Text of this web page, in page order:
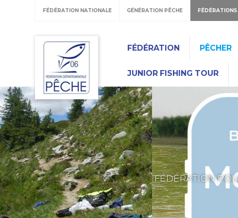
FÉDÉRATION NATIONALE GÉNÉRATION PÊCHE
FÉDÉRATION PÊCHER
JUNIOR FISHING TOUR
FÉDÉRATION